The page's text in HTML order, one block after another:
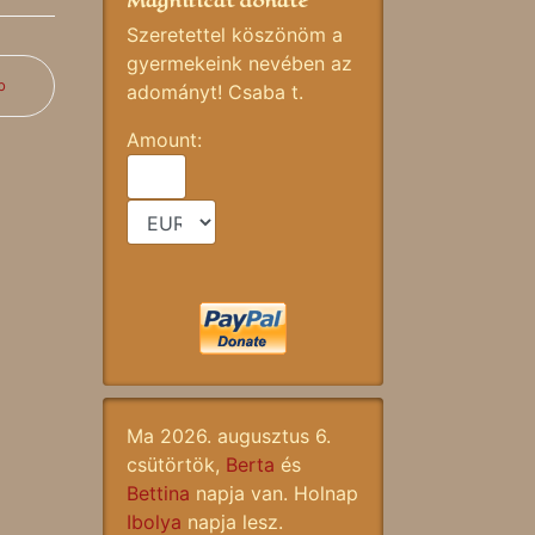
Szeretettel köszönöm a
gyermekeink nevében az
adományt! Csaba t.
Amount:
Ma 2026. augusztus 6.
csütörtök, Berta és
Bettina napja van. Holnap
Ibolya napja lesz.